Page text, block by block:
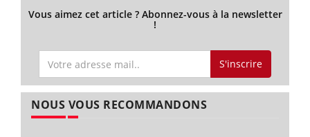
Vous aimez cet article ? Abonnez-vous à la newsletter
!
S'inscrire
NOUS VOUS RECOMMANDONS